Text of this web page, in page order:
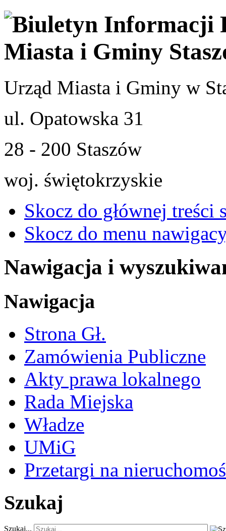
Urząd Miasta i Gminy w
ul. Opatowska 31
28 - 200 Staszów
woj. świętokrzyskie
Skocz do głównej treści
Skocz do menu
Nawigacja i
Nawigacja
Strona Gł.
Zamówienia Publiczne
Akty prawa lokalnego
Rada Miejska
Władze
UMiG
Przetargi na
Szukaj
Szukaj...